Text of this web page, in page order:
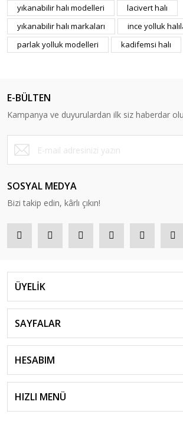
yıkanabilir halı modelleri
lacivert halı
yıkanabilir halı markaları
ince yolluk
parlak yolluk modelleri
kadifemsi halı
E-BÜLTEN
Kampanya ve duyurulardan ilk siz haberdar
SOSYAL MEDYA
Bizi takip edin, kârlı çıkın!
ÜYELİK
SAYFALAR
HESABIM
HIZLI MENÜ